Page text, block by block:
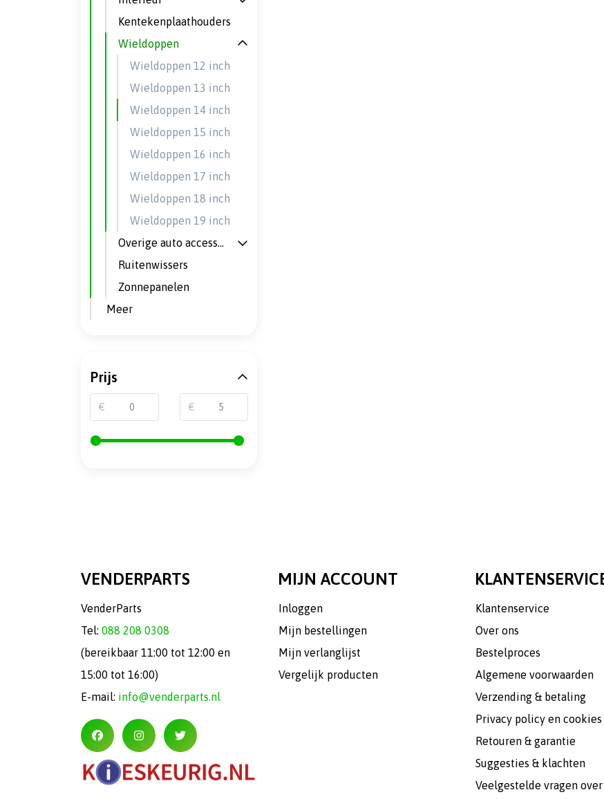
Kentekenplaathouders
Wieldoppen
Wieldoppen 12 inch
Wieldoppen 13 inch
Wieldoppen 14 inch
Wieldoppen 15 inch
Wieldoppen 16 inch
Wieldoppen 17 inch
Wieldoppen 18 inch
Wieldoppen 19 inch
Overige auto accessoires
Ruitenwissers
Zonnepanelen
Meer
Prijs
€ €
VENDERPARTS
VenderParts
Tel: 088 208 0308
(bereikbaar 11:00 tot 12:00 en
15:00 tot 16:00)
E-mail: info@venderparts.nl
MIJN ACCOUNT
Inloggen
Mijn bestellingen
Mijn verlanglijst
Vergelijk producten
Klantenservice
Over ons
Bestelproces
Algemene voorwaarden
Verzending & betaling
Privacy policy en cookies
Retouren & garantie
Suggesties & klachten
Veelgestelde vragen over